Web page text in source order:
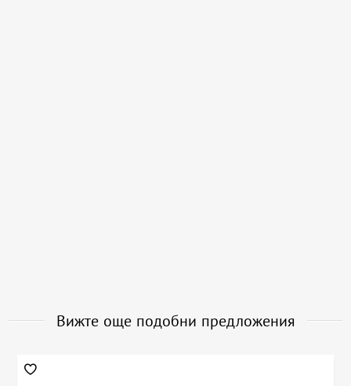
Вижте още подобни предложения